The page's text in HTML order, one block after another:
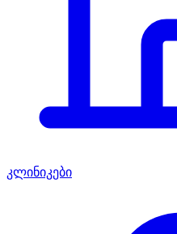
კლინიკები